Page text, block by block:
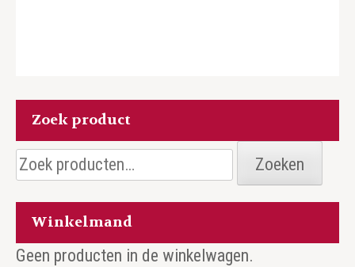
Zoek product
Zoeken
naar:
Zoeken
Winkelmand
Geen producten in de winkelwagen.